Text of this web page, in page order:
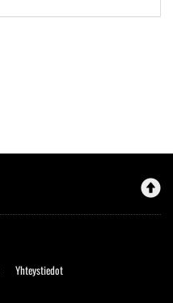
Yhteystiedot